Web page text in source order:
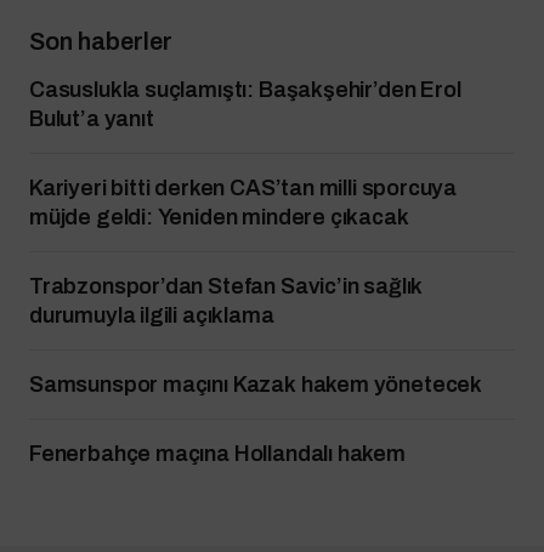
Son haberler
Casuslukla suçlamıştı: Başakşehir’den Erol
Bulut’a yanıt
Kariyeri bitti derken CAS’tan milli sporcuya
müjde geldi: Yeniden mindere çıkacak
Trabzonspor’dan Stefan Savic’in sağlık
durumuyla ilgili açıklama
Samsunspor maçını Kazak hakem yönetecek
Fenerbahçe maçına Hollandalı hakem